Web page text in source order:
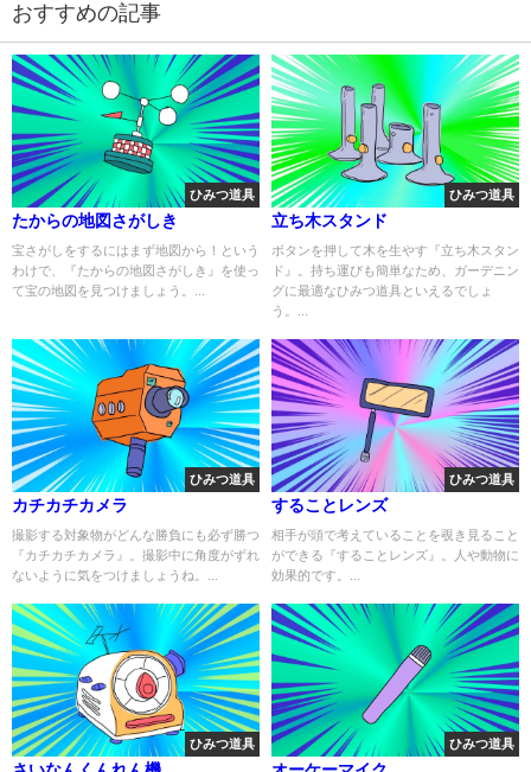
おすすめの記事
ひみつ道具
たからの地図さがしき
宝さがしをするにはまず地図から！という
わけで、『たからの地図さがしき』を使っ
て宝の地図を見つけましょう。...
ひみつ道具
立ち木スタンド
ボタンを押して木を生やす『立ち木スタン
ド』。持ち運びも簡単なため、ガーデニン
グに最適なひみつ道具といえるでしょ
う。...
ひみつ道具
カチカチカメラ
撮影する対象物がどんな勝負にも必ず勝つ
『カチカチカメラ』。撮影中に角度がずれ
ないように気をつけましょうね。...
ひみつ道具
することレンズ
相手が頭で考えていることを覗き見ること
ができる『することレンズ』。人や動物に
効果的です。...
ひみつ道具 ひみつ道具